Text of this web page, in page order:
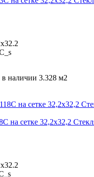
в наличии 3.328 м2
на сетке 32,2x32,2